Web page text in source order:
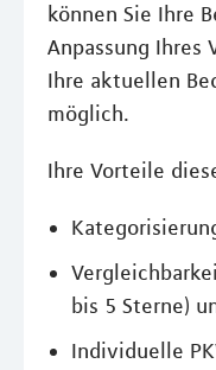
können Sie Ihre
Anpassung Ihres
Ihre aktuellen
möglich.
Ihre Vorteile
bis 5 Sterne)
Individuelle